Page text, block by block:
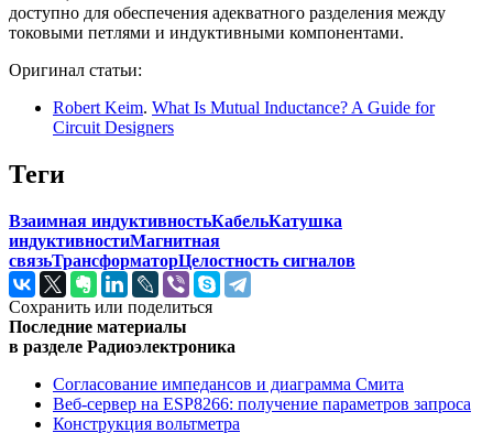
доступно для обеспечения адекватного разделения между
токовыми петлями и индуктивными компонентами.
Оригинал статьи:
Robert Keim. What Is Mutual Inductance? A Guide for
Circuit Designers
Теги
Взаимная индуктивностьКабельКатушка
индуктивностиМагнитная
связьТрансформаторЦелостность сигналов
Сохранить или поделиться
Последние материалы
в разделе Радиоэлектроника
Согласование импедансов и диаграмма Смита
Веб-сервер на ESP8266: получение параметров запроса
Конструкция вольтметра